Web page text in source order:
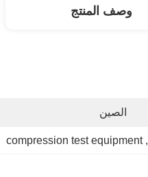
وصف المنتج
الصين
,
compression test equipment